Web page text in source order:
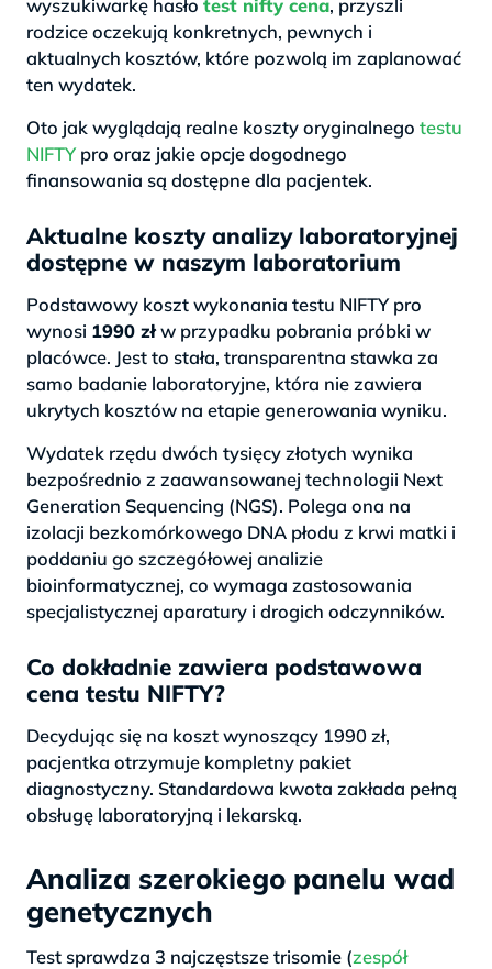
wyszukiwarkę hasło test nifty cena, przyszli
rodzice oczekują konkretnych, pewnych i
aktualnych kosztów, które pozwolą im zaplanować
ten wydatek.
Oto jak wyglądają realne koszty oryginalnego testu
NIFTYpro oraz jakie opcje dogodnego
finansowania są dostępne dla pacjentek.
Aktualne koszty analizy laboratoryjnej
dostępne w naszym laboratorium
Podstawowy koszt wykonania testu NIFTY pro
wynosi 1990 złw przypadku pobrania próbki w
placówce. Jest to stała, transparentna stawka za
samo badanie laboratoryjne, która nie zawiera
ukrytych kosztów na etapie generowania wyniku.
Wydatek rzędu dwóch tysięcy złotych wynika
bezpośrednio z zaawansowanej technologii Next
Generation Sequencing (NGS). Polega ona na
izolacji bezkomórkowego DNA płodu z krwi matki i
poddaniu go szczegółowej analizie
bioinformatycznej, co wymaga zastosowania
specjalistycznej aparatury i drogich odczynników.
Co dokładnie zawiera podstawowa
cena testu NIFTY?
Decydując się na koszt wynoszący 1990 zł,
pacjentka otrzymuje kompletny pakiet
diagnostyczny. Standardowa kwota zakłada pełną
obsługę laboratoryjną i lekarską.
Analiza szerokiego panelu wad
genetycznych
Test sprawdza 3 najczęstsze trisomie (zespół